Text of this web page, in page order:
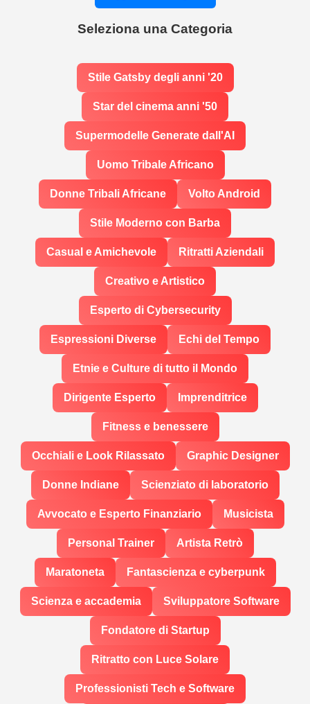
Seleziona una Categoria
Stile Gatsby degli anni '20
Star del cinema anni '50
Supermodelle Generate dall'AI
Uomo Tribale Africano
Donne Tribali Africane Volto Android
Stile Moderno con Barba
Casual e Amichevole Ritratti Aziendali
Creativo e Artistico
Esperto di Cybersecurity
Espressioni Diverse Echi del Tempo
Etnie e Culture di tutto il Mondo
Dirigente Esperto Imprenditrice
Fitness e benessere
Occhiali e Look Rilassato Graphic Designer
Donne Indiane Scienziato di laboratorio
Avvocato e Esperto Finanziario Musicista
Personal Trainer Artista Retrò
Maratoneta Fantascienza e cyberpunk
Scienza e accademia Sviluppatore Software
Fondatore di Startup
Ritratto con Luce Solare
Professionisti Tech e Software